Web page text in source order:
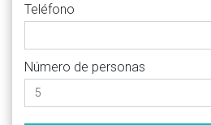
Teléfono
Número de personas